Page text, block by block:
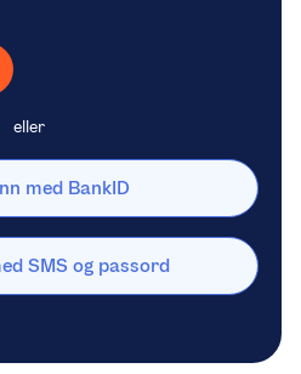
eller
med BankID
SMS og passord